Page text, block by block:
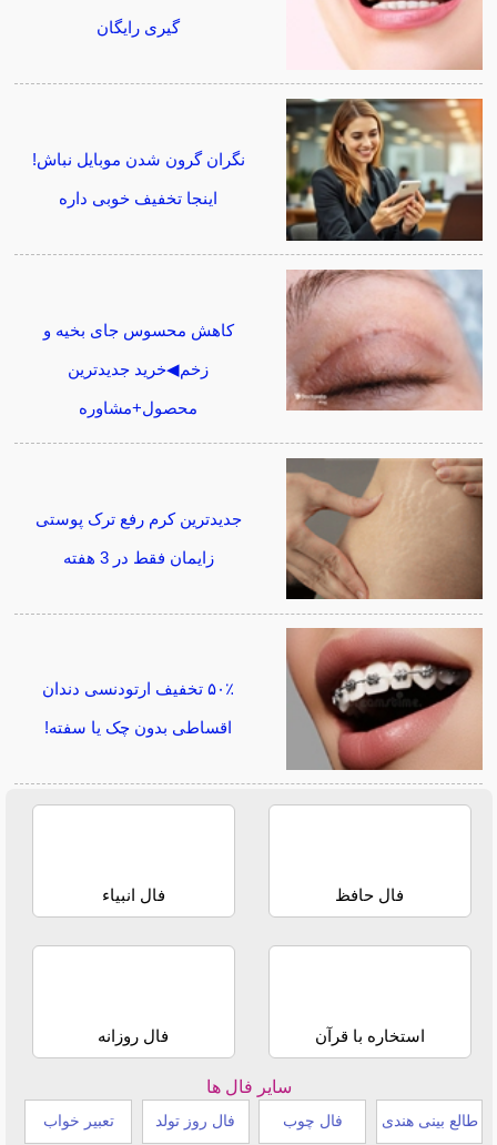
گیری رایگان
نگران گرون شدن موبایل نباش!
اینجا تخفیف خوبی داره
کاهش محسوس جای بخیه و
زخم◀خرید جدیدترین
محصول+مشاوره
جدیدترین کرم رفع ترک پوستی
زایمان فقط در 3 هفته
۵۰٪ تخفیف ارتودنسی دندان
اقساطی بدون چک یا سفته!
فال حافظ فال انبیاء
استخاره با قرآن فال روزانه
سایر فال ها
طالع بینی هندی فال چوب فال روز تولد تعبیر خواب